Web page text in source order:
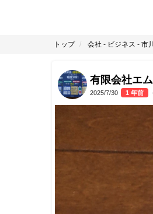
トップ 会社 - ビジネス - 市
有限会社エ
2025/7/30 1 年前